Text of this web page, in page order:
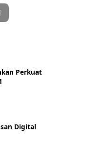
Perkuat
Digital